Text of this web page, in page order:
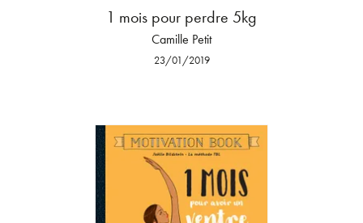
1 mois pour perdre 5kg
Camille Petit
23/01/2019